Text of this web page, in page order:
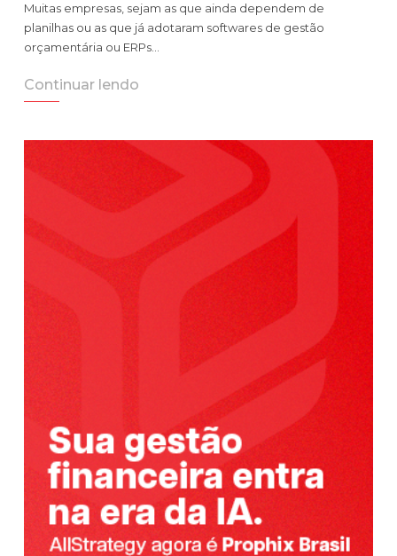
Muitas empresas, sejam as que ainda dependem de
planilhas ou as que já adotaram softwares de gestão
orçamentária ou ERPs…
Continuar lendo